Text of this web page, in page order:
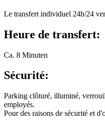
Le transfert individuel 24h/24
Heure de transfert:
Ca. 8 Minuten
Sécurité:
Parking clôturé, illuminé,
employés.
Pour des raisons de sécurité et